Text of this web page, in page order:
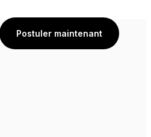
Postuler maintenant